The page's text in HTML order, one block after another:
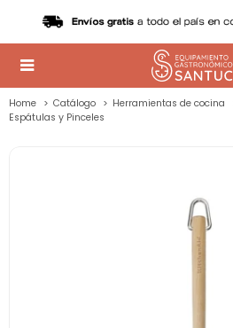

Home Catálogo Herramientas de cocina
Espátulas y Pinceles